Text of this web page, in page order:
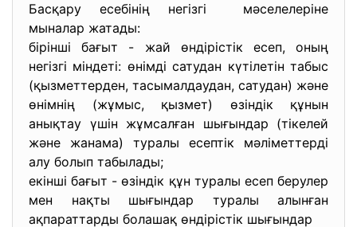
Басқару есебінің негізгі мәселелеріне
мыналар жатады:
бірінші бағыт - жай өндірістік есеп, оның
негізгі міндеті: өнімді сатудан күтілетін табыс
(қызметтерден, тасымалдаудан, сатудан) және
өнімнің (жұмыс, қызмет) өзіндік құнын
анықтау үшін жұмсалған шығындар (тікелей
және жанама) туралы есептік мәліметтерді
алу болып табылады;
екінші бағыт - өзіндік құн туралы есеп берулер
мен нақты шығындар туралы алынған
ақпараттарды болашақ өндірістік шығындар